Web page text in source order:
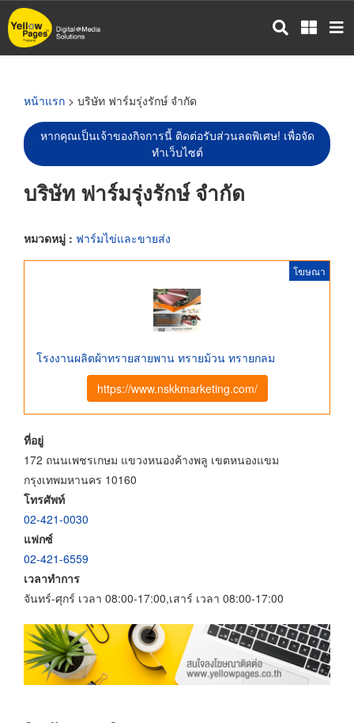
ข้าม
ไป
หน้าแรก > บริษัท ฟาร์มรุ่งรักษ์ จำกัด
หากคุณเป็นเจ้าของกิจการนี้ ติดต่อรับส่วนลดพิเศษ! เพื่อจัด
ทำเว็บไซต์
บริษัท ฟาร์มรุ่งรักษ์ จำกัด
หมวดหมู่ : ฟาร์มไข่และขายส่ง
โฆษณา
โรงงานผลิตผ้าทรายสายพาน ทรายม้วน ทรายกลม
https://www.nskkmarketing.com/
ที่อยู่
172 ถนนเพชรเกษม แขวงหนองค้างพลู เขตหนองแขม
กรุงเทพมหานคร 10160
โทรศัพท์
02-421-0030
แฟกซ์
02-421-6559
เวลาทำการ
จันทร์-ศุกร์ เวลา 08:00-17:00,เสาร์ เวลา 08:00-17:00